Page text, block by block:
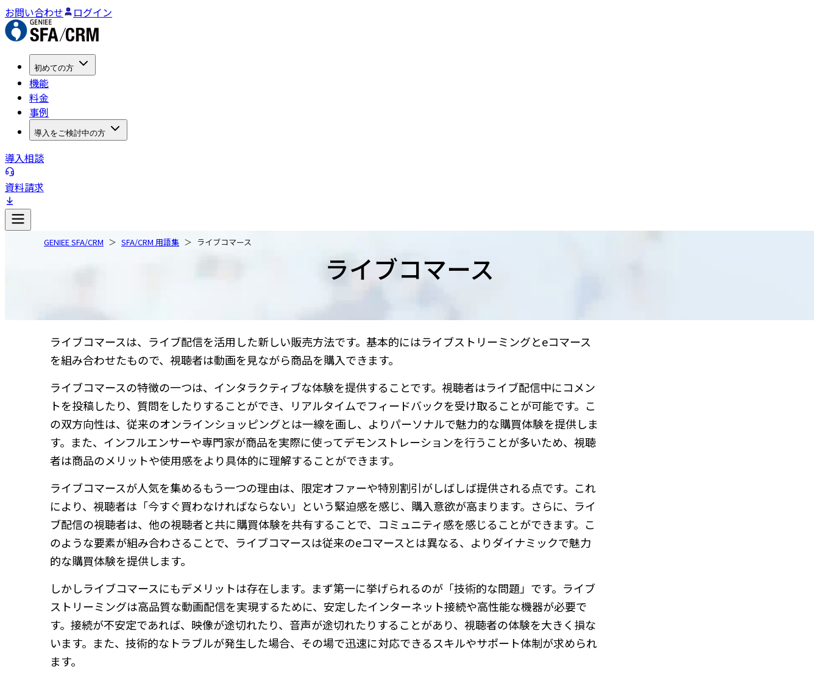
お問い合わせ ログイン
初めての方
機能
料金
事例
導入をご検討中の方
導入相談
資料請求
GENIEE SFA/CRM SFA/CRM 用語集 ライブコマース
ライブコマース
ライブコマースは、ライブ配信を活用した新しい販売方法です。基本的にはライブストリーミングとeコマース
を組み合わせたもので、視聴者は動画を見ながら商品を購入できます。
ライブコマースの特徴の一つは、インタラクティブな体験を提供することです。視聴者はライブ配信中にコメン
トを投稿したり、質問をしたりすることができ、リアルタイムでフィードバックを受け取ることが可能です。こ
の双方向性は、従来のオンラインショッピングとは一線を画し、よりパーソナルで魅力的な購買体験を提供しま
す。また、インフルエンサーや専門家が商品を実際に使ってデモンストレーションを行うことが多いため、視聴
者は商品のメリットや使用感をより具体的に理解することができます。
ライブコマースが人気を集めるもう一つの理由は、限定オファーや特別割引がしばしば提供される点です。これ
により、視聴者は「今すぐ買わなければならない」という緊迫感を感じ、購入意欲が高まります。さらに、ライ
ブ配信の視聴者は、他の視聴者と共に購買体験を共有することで、コミュニティ感を感じることができます。こ
のような要素が組み合わさることで、ライブコマースは従来のeコマースとは異なる、よりダイナミックで魅力
的な購買体験を提供します。
しかしライブコマースにもデメリットは存在します。まず第一に挙げられるのが「技術的な問題」です。ライブ
ストリーミングは高品質な動画配信を実現するために、安定したインターネット接続や高性能な機器が必要で
す。接続が不安定であれば、映像が途切れたり、音声が途切れたりすることがあり、視聴者の体験を大きく損な
います。また、技術的なトラブルが発生した場合、その場で迅速に対応できるスキルやサポート体制が求められ
ます。